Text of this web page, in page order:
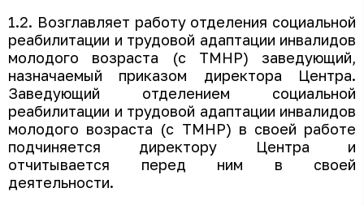
1.2. Возглавляет работу отделения социальной
реабилитации и трудовой адаптации инвалидов
молодого возраста (с ТМНР) заведующий,
назначаемый приказом директора Центра.
Заведующий отделением социальной
реабилитации и трудовой адаптации инвалидов
молодого возраста (с ТМНР) в своей работе
подчиняется директору Центра и
отчитывается перед ним в своей
деятельности.